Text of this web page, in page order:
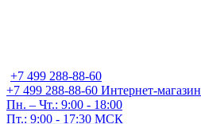
+7 499 288-88-60
+7 499 288-88-60 Интернет-магазин
Пн. – Чт.: 9:00 - 18:00
Пт.: 9:00 - 17:30 МСК